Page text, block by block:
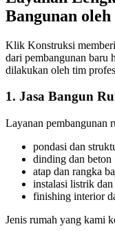
Bangunan
Klik Konstruksi
dari pembangunan baru
dilakukan oleh tim
1. Jasa Bangun
Layanan pembangunan
pondasi dan
dinding dan beton
atap dan rangka
instalasi listrik
finishing interior
Jenis rumah yang kami